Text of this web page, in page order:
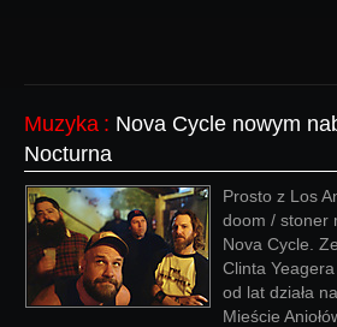
Muzyka : Nova Cycle nowym
Nocturna
Prosto z Los
doom / stoner
Nova Cycle.
Clinta
od lat działa
Mieście